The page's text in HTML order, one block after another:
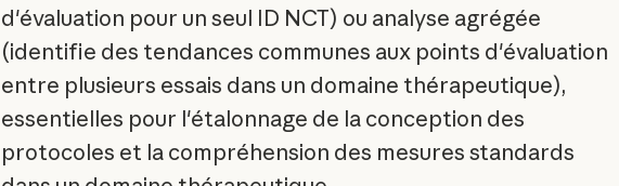
d'évaluation pour un seul ID NCT) ou analyse agrégée
(identifie des tendances communes aux points d'évaluation
entre plusieurs essais dans un domaine thérapeutique),
essentielles pour l'étalonnage de la conception des
protocoles et la compréhension des mesures standards